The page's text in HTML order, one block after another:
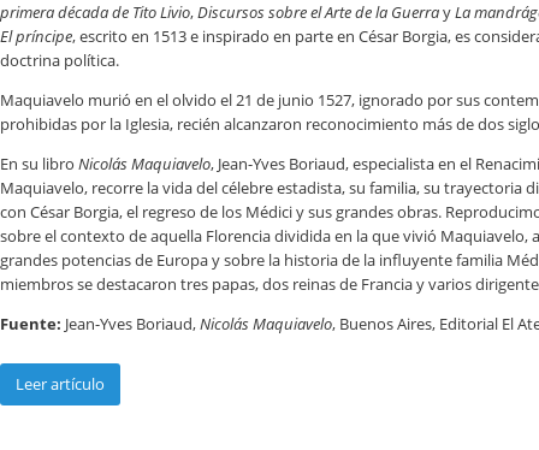
primera década de Tito Livio,Discursos sobre el Arte de la GuerrayLa
El príncipe, escrito en 1513 e inspirado en parte en César Borgia, es
doctrina política.
Maquiavelo murió en el olvido el 21 de junio 1527, ignorado por sus
prohibidas por la Iglesia, recién alcanzaron reconocimiento más de dos
En su libro Nicolás Maquiavelo, Jean-Yves Boriaud, especialista en el
Maquiavelo, recorre la vida del célebre estadista, su familia, su trayectoria
con César Borgia, el regreso de los Médici y sus grandes obras.
sobre el contexto de aquella Florencia dividida en la que vivió Maquiavelo,
grandes potencias de Europa y sobre la historia de la influyente familia
miembros se destacaron tres papas, dos reinas de Francia y varios
Fuente: Jean-Yves Boriaud,Nicolás Maquiavelo, Buenos Aires, Editorial El
Leer artículo